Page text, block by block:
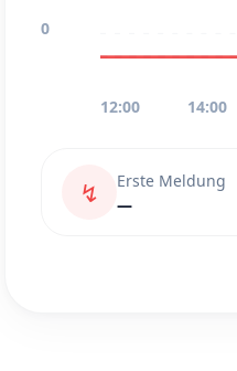
0
12:00 14:00
↯
Erste Meldung
—